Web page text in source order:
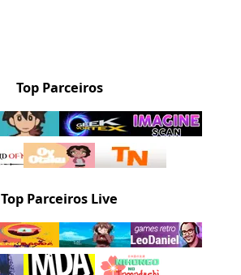
Top Parceiros
Top Parceiros Live